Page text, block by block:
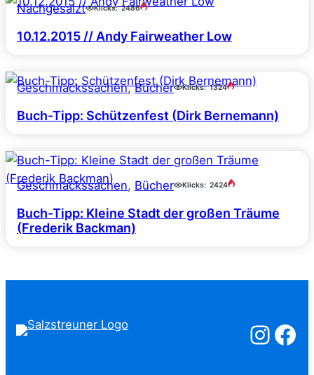
Nachgesalzt Klicks: 2486
10.12.2015 // Andy Fairweather Low
Geschmackssachen, Bücher Klicks: 1324
Buch-Tipp: Schützenfest (Dirk Bernemann)
Geschmackssachen, Bücher Klicks: 2424
Buch-Tipp: Kleine Stadt der großen Träume
(Frederik Backman)
Salzstreuner